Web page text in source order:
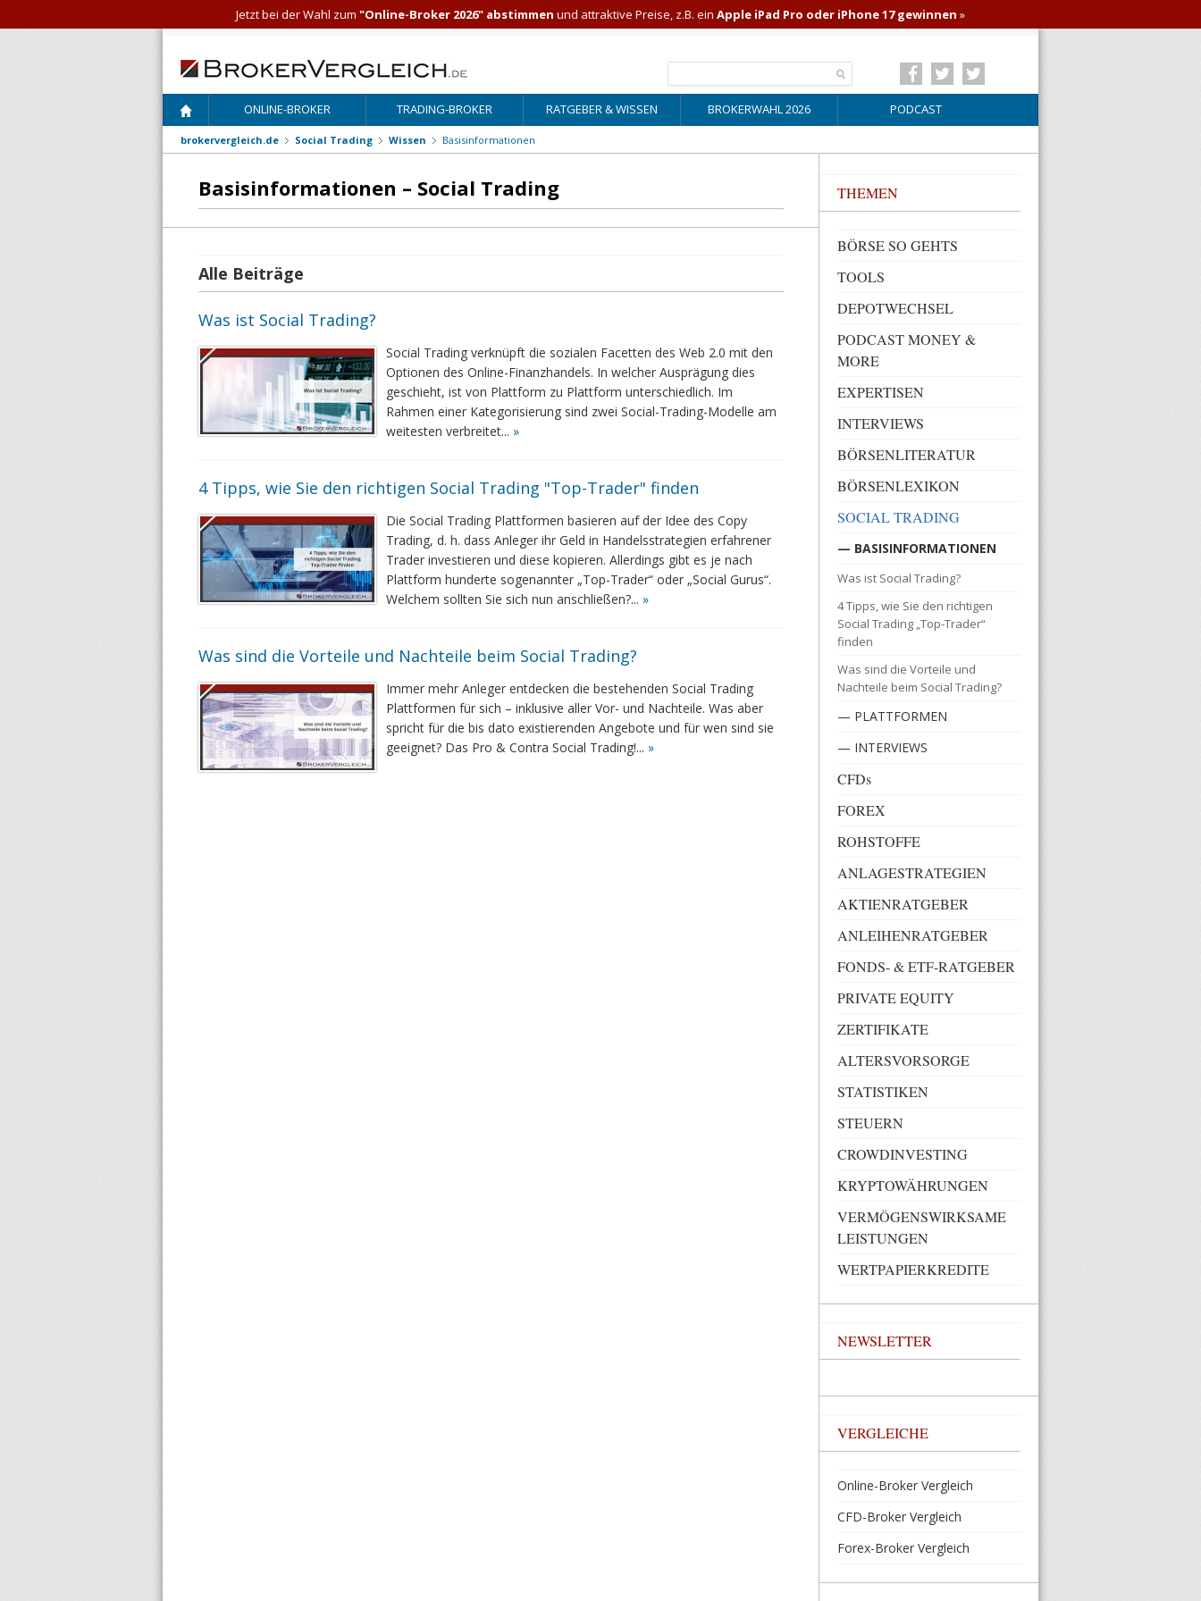
ONLINE-BROKER TRADING-BROKER RATGEBER & WISSEN BROKERWAHL 2026 PODCAST
brokervergleich.de Social Trading Wissen Basisinformationen
THEMEN
BÖRSE SO GEHTS
TOOLS
DEPOTWECHSEL
PODCAST MONEY &
MORE
EXPERTISEN
INTERVIEWS
BÖRSENLITERATUR
BÖRSENLEXIKON
SOCIAL TRADING
— BASISINFORMATIONEN
Was ist Social Trading?
4 Tipps, wie Sie den richtigen
Social Trading „Top-Trader“
finden
Was sind die Vorteile und
Nachteile beim Social Trading?
— PLATTFORMEN
— INTERVIEWS
CFDs
FOREX
ROHSTOFFE
ANLAGESTRATEGIEN
AKTIENRATGEBER
ANLEIHENRATGEBER
FONDS- & ETF-RATGEBER
PRIVATE EQUITY
ZERTIFIKATE
ALTERSVORSORGE
STATISTIKEN
STEUERN
CROWDINVESTING
KRYPTOWÄHRUNGEN
VERMÖGENSWIRKSAME
LEISTUNGEN
WERTPAPIERKREDITE
NEWSLETTER
VERGLEICHE
Online-Broker Vergleich
CFD-Broker Vergleich
Forex-Broker Vergleich
Basisinformationen – Social Trading
Alle Beiträge
Was ist Social Trading?
Social Trading verknüpft die sozialen Facetten des Web 2.0 mit den
Optionen des Online-Finanzhandels. In welcher Ausprägung dies
geschieht, ist von Plattform zu Plattform unterschiedlich. Im
Rahmen einer Kategorisierung sind zwei Social-Trading-Modelle am
weitesten verbreitet... »
4 Tipps, wie Sie den richtigen Social Trading "Top-Trader" finden
Die Social Trading Plattformen basieren auf der Idee des Copy
Trading, d. h. dass Anleger ihr Geld in Handelsstrategien erfahrener
Trader investieren und diese kopieren. Allerdings gibt es je nach
Plattform hunderte sogenannter „Top-Trader“ oder „Social Gurus“.
Welchem sollten Sie sich nun anschließen?... »
Was sind die Vorteile und Nachteile beim Social Trading?
Immer mehr Anleger entdecken die bestehenden Social Trading
Plattformen für sich – inklusive aller Vor- und Nachteile. Was aber
spricht für die bis dato existierenden Angebote und für wen sind sie
geeignet? Das Pro & Contra Social Trading!... »
Jetzt bei der Wahl zum "Online-Broker 2026" abstimmen und attraktive Preise, z.B. ein Apple iPad Pro oder iPhone 17 gewinnen »